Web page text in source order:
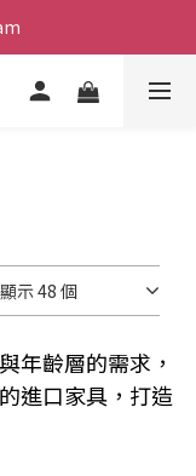
示 48 個
年齡層的需求，
進口家具，打造